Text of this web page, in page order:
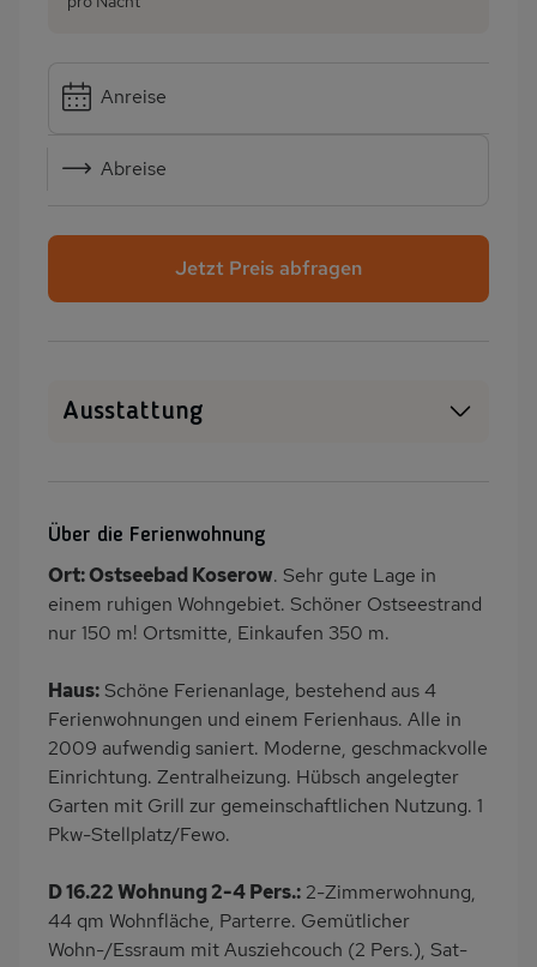
Anreise
Abreise
Jetzt Preis abfragen
Ausstattung
PKW-Parkplatz
Küche
Herd (4 Kochfelder)
Backofen
Geschirrspülmaschine
Kinderhochstuhl
Nichtraucher
Haustiere/Hund
verboten
Über die Ferienwohnung
Ort: Ostseebad Koserow. Sehr gute Lage in
einem ruhigen Wohngebiet. Schöner Ostseestrand
nur 150 m! Ortsmitte, Einkaufen 350 m.
Haus: Schöne Ferienanlage, bestehend aus 4
Ferienwohnungen und einem Ferienhaus. Alle in
2009 aufwendig saniert. Moderne, geschmackvolle
Einrichtung. Zentralheizung. Hübsch angelegter
Garten mit Grill zur gemeinschaftlichen Nutzung. 1
Pkw-Stellplatz/Fewo.
D 16.22 Wohnung 2-4 Pers.: 2-Zimmerwohnung,
44 qm Wohnfläche, Parterre. Gemütlicher
Wohn-/Essraum mit Ausziehcouch (2 Pers.), Sat-